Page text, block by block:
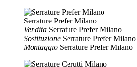
Serrature Prefer Milano
Vendita Serrature Prefer Milano
Sostituzione Serrature Prefer Milano
Montaggio Serrature Prefer Milano